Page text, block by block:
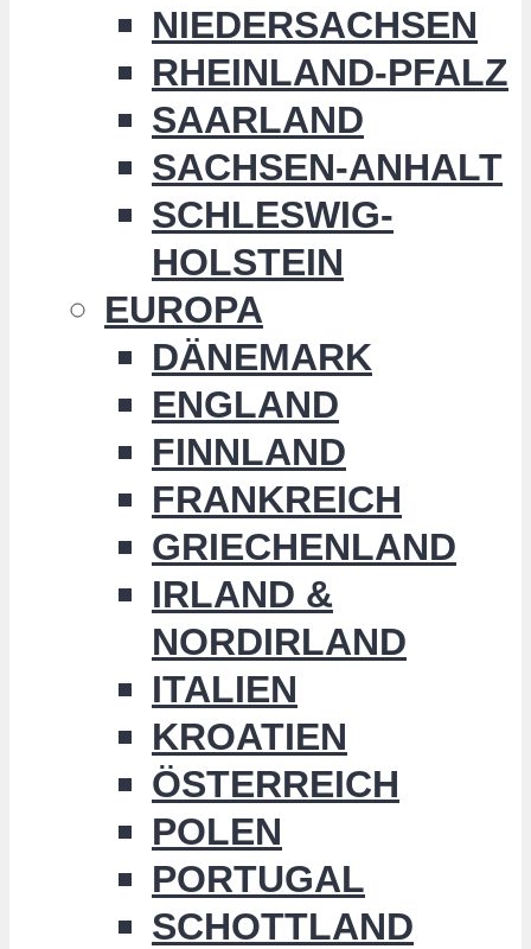
NIEDERSACHSEN
RHEINLAND-PFALZ
SAARLAND
SACHSEN-ANHALT
SCHLESWIG-
HOLSTEIN
EUROPA
DÄNEMARK
ENGLAND
FINNLAND
FRANKREICH
GRIECHENLAND
IRLAND &
NORDIRLAND
ITALIEN
KROATIEN
ÖSTERREICH
POLEN
PORTUGAL
SCHOTTLAND